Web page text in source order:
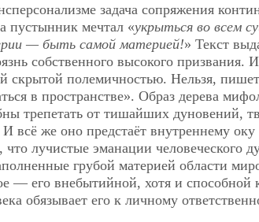
задача сопряжения
пустынник мечтал «укрыться во всем
— быть самой материей!» Текст
собственного высокого призвания. И
скрытой полемичностью. Нельзя,
в пространстве». Образ дерева
трепетать от тишайших дуновений,
всё же оно предстаёт внутреннему
лучистые эманации человеческого
грубой материей области
— его внебытийной, хотя и
обязывает его к личному